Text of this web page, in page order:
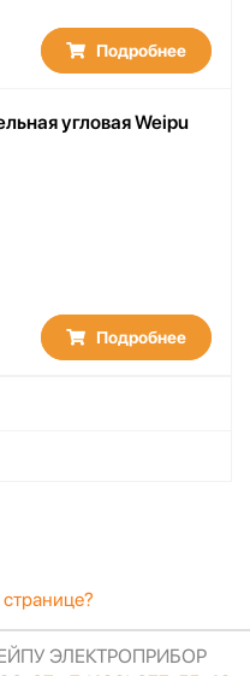
Подробнее
угловая Weipu
Подробнее
ЭЛЕКТРОПРИБОР